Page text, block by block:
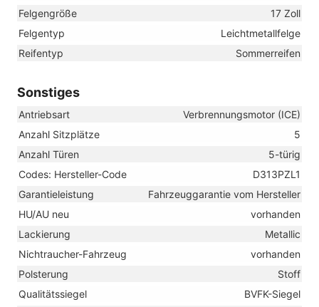
Felgengröße
17 Zoll
Felgentyp
Leichtmetallfelge
Reifentyp
Sommerreifen
Sonstiges
Antriebsart
Verbrennungsmotor (ICE)
Anzahl Sitzplätze
5
Anzahl Türen
5-türig
Codes: Hersteller-Code
D313PZL1
Garantieleistung
Fahrzeuggarantie vom Hersteller
HU/AU neu
vorhanden
Lackierung
Metallic
Nichtraucher-Fahrzeug
vorhanden
Polsterung
Stoff
Qualitätssiegel
BVFK-Siegel